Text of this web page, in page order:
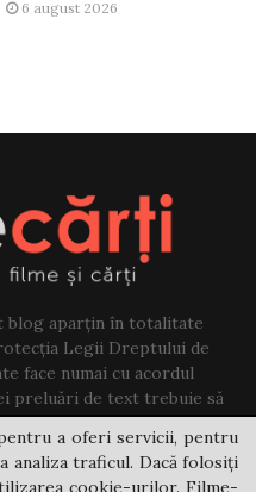
6 august 2026
blog aparțin în totalitate
Legii Dreptului de
face numai cu acordul
preluări de text trebuie să
acest blog.
carti.ro
a oferi servicii, pentru
analiza traficul. Dacă folosiți
cookie-urilor. Filme-